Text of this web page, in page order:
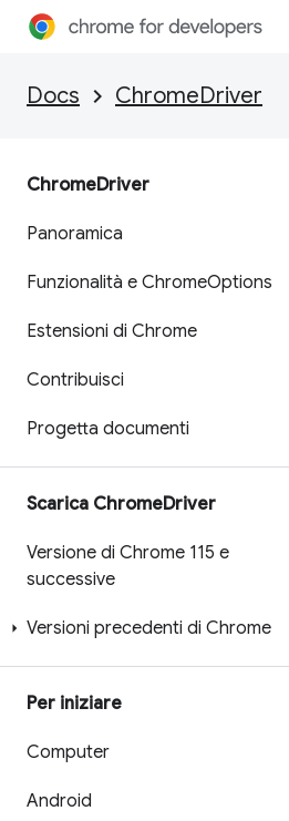
Docs ChromeDriver
ChromeDriver
Panoramica
Funzionalità e ChromeOptions
Estensioni di Chrome
Contribuisci
Progetta documenti
Scarica ChromeDriver
Versione di Chrome 115 e
successive
Versioni precedenti di Chrome
Per iniziare
Computer
Android